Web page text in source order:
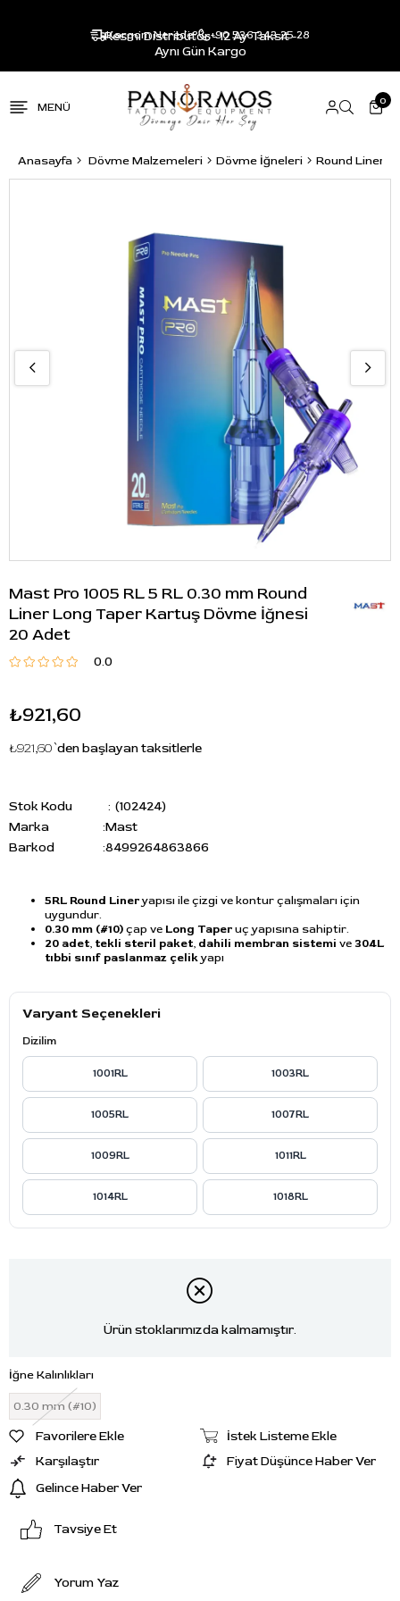
Resmi Distribütör - 12 Ay Taksit -
Aynı Gün Kargo
Kargom Nerede? +90 536 343 25 28
0
Anasayfa Dövme Malzemeleri Dövme İğneleri Round Liner
Mast Pro 1005 RL 5 RL 0.30 mm Round
Liner Long Taper Kartuş Dövme İğnesi
20 Adet
0.0
₺921,60
₺921,60`den başlayan taksitlerle
Stok Kodu
(102424)
Marka
:Mast
Barkod
:8499264863866
5RL Round Lineryapısı ile çizgi ve kontur çalışmaları için
uygundur.
0.30 mm (#10)çap ve Long Taperuç yapısına sahiptir.
20 adet, tekli steril paket, dahili membran sistemi ve 304L
tıbbi sınıf paslanmaz çelikyapı
Varyant Seçenekleri
Dizilim
1001RL 1003RL
1005RL 1007RL
1009RL 1011RL
1014RL 1018RL
Ürün stoklarımızda kalmamıştır.
İğne Kalınlıkları
0.30 mm (#10)
Favorilere Ekle
İstek Listeme Ekle
Karşılaştır
Fiyat Düşünce Haber Ver
Gelince Haber Ver
Tavsiye Et
Yorum Yaz